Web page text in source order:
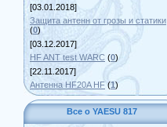
[03.01.2018]
Защита антенн от грозы и статики
(0)
[03.12.2017]
HF ANT test WARC (0)
[22.11.2017]
Антенна HF20A HF (1)
Все о YAESU 817